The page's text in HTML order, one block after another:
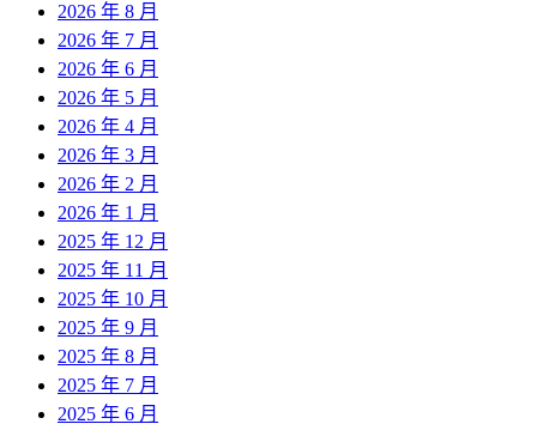
2026 年 8 月
2026 年 7 月
2026 年 6 月
2026 年 5 月
2026 年 4 月
2026 年 3 月
2026 年 2 月
2026 年 1 月
2025 年 12 月
2025 年 11 月
2025 年 10 月
2025 年 9 月
2025 年 8 月
2025 年 7 月
2025 年 6 月